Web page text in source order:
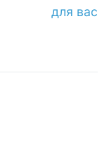
для вас